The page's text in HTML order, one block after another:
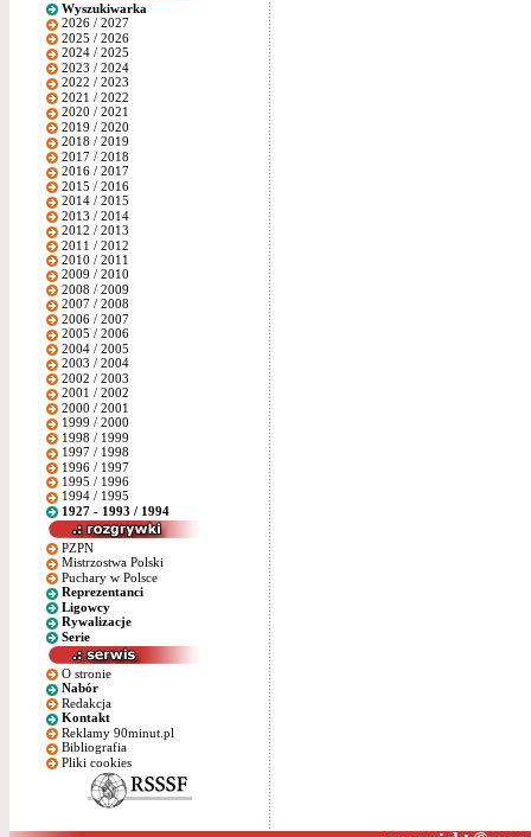
Wyszukiwarka
2026 / 2027
2025 / 2026
2024 / 2025
2023 / 2024
2022 / 2023
2021 / 2022
2020 / 2021
2019 / 2020
2018 / 2019
2017 / 2018
2016 / 2017
2015 / 2016
2014 / 2015
2013 / 2014
2012 / 2013
2011 / 2012
2010 / 2011
2009 / 2010
2008 / 2009
2007 / 2008
2006 / 2007
2005 / 2006
2004 / 2005
2003 / 2004
2002 / 2003
2001 / 2002
2000 / 2001
1999 / 2000
1998 / 1999
1997 / 1998
1996 / 1997
1995 / 1996
1994 / 1995
1927 - 1993 / 1994
PZPN
Mistrzostwa Polski
Puchary w Polsce
Reprezentanci
Ligowcy
Rywalizacje
Serie
O stronie
Nabór
Redakcja
Kontakt
Reklamy 90minut.pl
Bibliografia
Pliki cookies